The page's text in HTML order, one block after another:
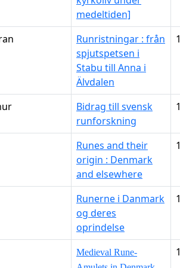
medeltiden]
Runristningar : från
spjutspetsen i
Stabu till Anna i
Älvdalen
Bidrag till svensk
runforskning
Runes and their
origin : Denmark
and elsewhere
Runerne i Danmark
og deres
oprindelse
Medieval Rune-